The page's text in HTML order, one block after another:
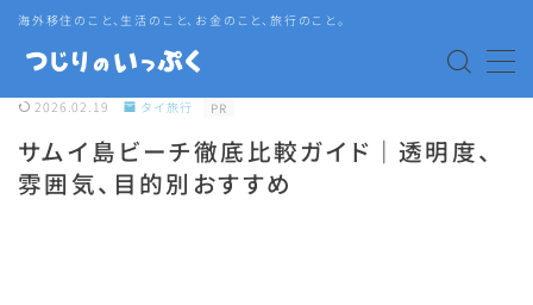
海外移住のこと、生活のこと、お金のこと、旅行のこと。
MENU
海外赴任・帯同
2026.02.19 タイ旅行 PR
サムイ島ビーチ徹底比較ガイド｜透明度、
雰囲気、目的別おすすめ